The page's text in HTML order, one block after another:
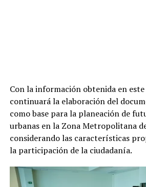
Con la información obtenida en
continuará la elaboración del
como base para la planeación de
urbanas en la Zona Metropolitana
considerando las características
la participación de la ciudadanía.